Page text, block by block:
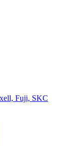
Fuji, SKC